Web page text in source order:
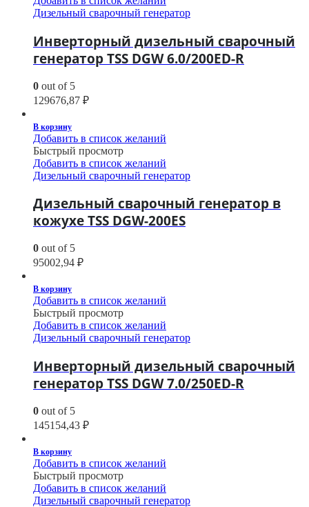
Дизельный сварочный генератор
Инверторный дизельный сварочный
генератор TSS DGW 6.0/200ED-R
0 out of 5
129676,87 ₽
В корзину
Добавить в список желаний
Быстрый просмотр
Добавить в список желаний
Дизельный сварочный генератор
Дизельный сварочный генератор в
кожухе TSS DGW-200ES
0 out of 5
95002,94 ₽
В корзину
Добавить в список желаний
Быстрый просмотр
Добавить в список желаний
Дизельный сварочный генератор
Инверторный дизельный сварочный
генератор TSS DGW 7.0/250ED-R
0 out of 5
145154,43 ₽
В корзину
Добавить в список желаний
Быстрый просмотр
Добавить в список желаний
Дизельный сварочный генератор